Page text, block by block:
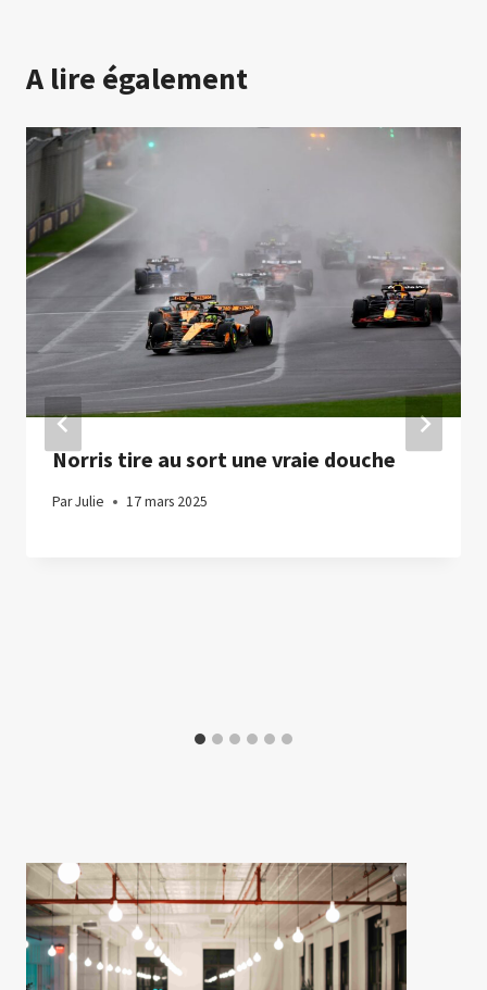
A lire également
Norris tire au sort une vraie douche
ParJulie 17 mars 2025